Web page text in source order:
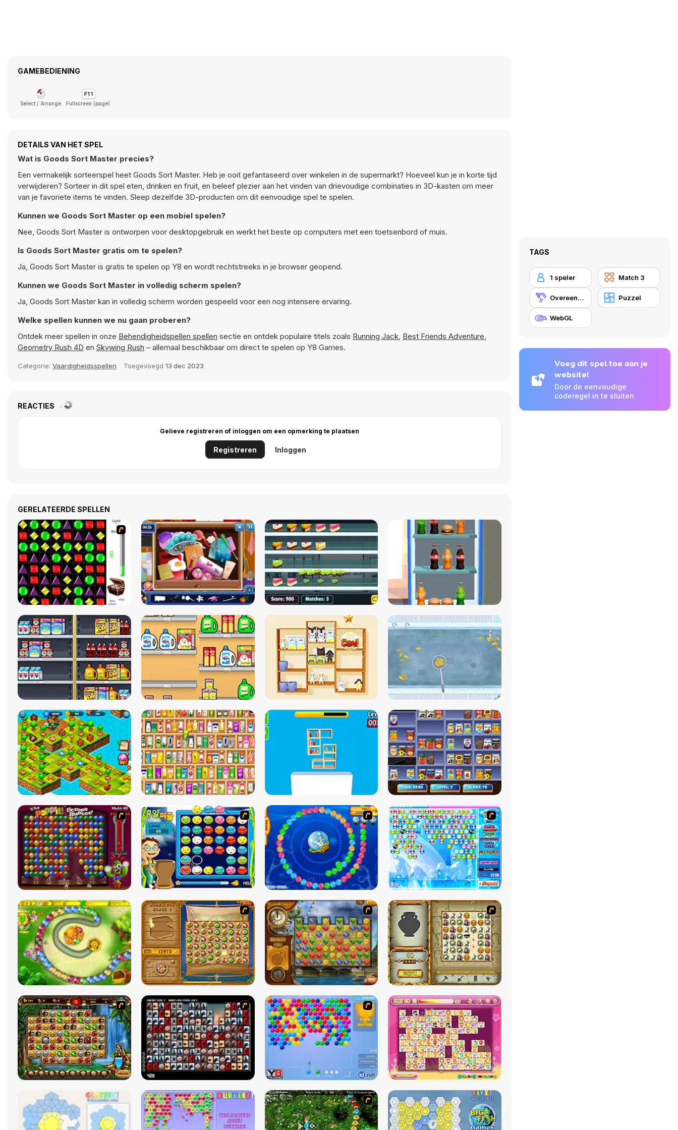
GAMEBEDIENING
Select / Arrange Fullscreen (page)
DETAILS VAN HET SPEL
Wat is Goods Sort Master precies?
Een vermakelijk sorteerspel heet Goods Sort Master. Heb je ooit gefantaseerd over winkelen in de supermarkt? Hoeveel kun je in korte tijd
verwijderen? Sorteer in dit spel eten, drinken en fruit, en beleef plezier aan het vinden van drievoudige combinaties in 3D-kasten om meer
van je favoriete items te vinden. Sleep dezelfde 3D-producten om dit eenvoudige spel te spelen.
Kunnen we Goods Sort Master op een mobiel spelen?
Nee, Goods Sort Master is ontworpen voor desktopgebruik en werkt het beste op computers met een toetsenbord of muis.
Is Goods Sort Master gratis om te spelen?
Ja, Goods Sort Master is gratis te spelen op Y8 en wordt rechtstreeks in je browser geopend.
Kunnen we Goods Sort Master in volledig scherm spelen?
Ja, Goods Sort Master kan in volledig scherm worden gespeeld voor een nog intensere ervaring.
Welke spellen kunnen we nu gaan proberen?
Ontdek meer spellen in onze Behendigheidspellen spellen sectie en ontdek populaire titels zoals Running Jack, Best Friends Adventure,
Geometry Rush 4D en Skywing Rush – allemaal beschikbaar om direct te spelen op Y8 Games.
Categorie: Vaardigheidsspellen Toegevoegd 13 dec 2023
REACTIES
Gelieve registreren of inloggen om een opmerking te plaatsen
Registreren Inloggen
GERELATEERDE SPELLEN
TAGS
1 speler Match 3
Overeenstemmingsgame Puzzel
WebGL
Voeg dit spel toe aan je
website!
Door de eenvoudige
coderegel in te sluiten